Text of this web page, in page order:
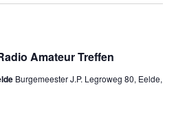
Amateur Treffen
Burgemeester J.P. Legroweg 80, Eelde,